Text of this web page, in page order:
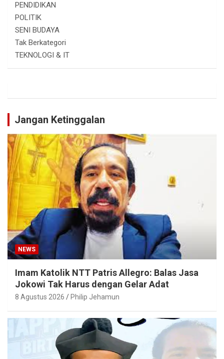
PENDIDIKAN
POLITIK
SENI BUDAYA
Tak Berkategori
TEKNOLOGI & IT
Jangan Ketinggalan
NEWS
Imam Katolik NTT Patris Allegro: Balas Jasa
Jokowi Tak Harus dengan Gelar Adat
8 Agustus 2026 Philip Jehamun